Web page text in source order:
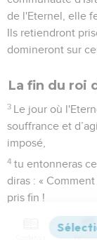
de l'Eternel, elle
Ils retiendront
domineront sur
La fin du roi
3 Le jour où
souffrance et
imposé,
4 tu entonneras
diras : «
pris fin !
L'Eternel a
dominateurs.